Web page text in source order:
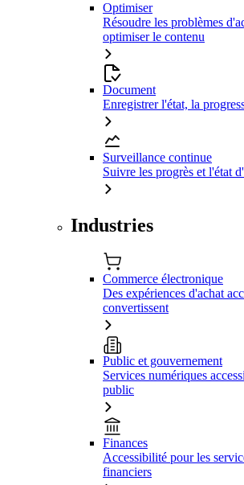
Optimiser
Résoudre les problèmes
optimiser le contenu
Document
Enregistrer l'état, la
Surveillance continue
Suivre les progrès et l'état
Industries
Commerce électronique
Des expériences d'achat
convertissent
Public et gouvernement
Services numériques
public
Finances
Accessibilité pour les
financiers